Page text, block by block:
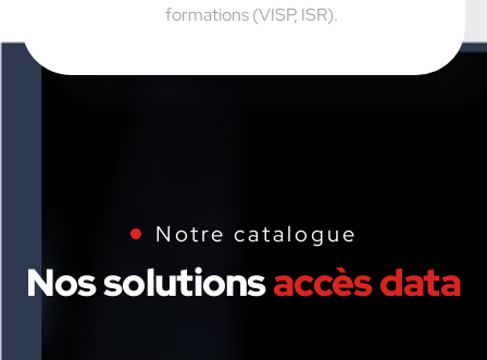
formations (VISP, ISR).
Notre catalogue
Nos solutionsaccès data